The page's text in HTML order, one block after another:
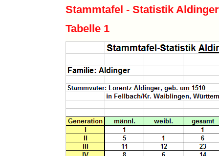
Stammtafel - Statistik
Tabelle 1